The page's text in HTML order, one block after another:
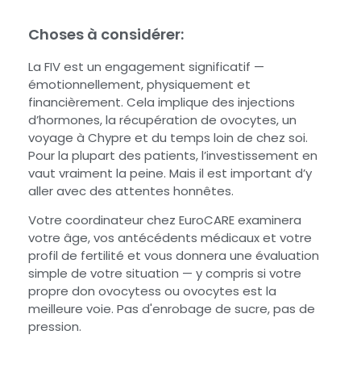
Choses à considérer:
La FIV est un engagement significatif —
émotionnellement, physiquement et
financièrement. Cela implique des injections
d’hormones, la récupération de ovocytes, un
voyage à Chypre et du temps loin de chez soi.
Pour la plupart des patients, l’investissement en
vaut vraiment la peine. Mais il est important d’y
aller avec des attentes honnêtes.
Votre coordinateur chez EuroCARE examinera
votre âge, vos antécédents médicaux et votre
profil de fertilité et vous donnera une évaluation
simple de votre situation — y compris si votre
propre don ovocytess ou ovocytes est la
meilleure voie. Pas d'enrobage de sucre, pas de
pression.